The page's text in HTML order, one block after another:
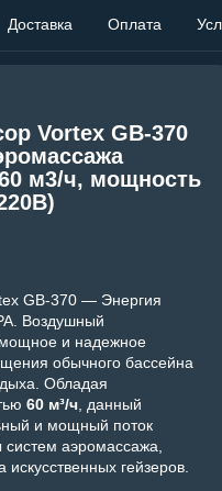
Доставка Оплата
Vortex GB-370
м3/ч, мощность
GB-370 — Энергия
Воздушный
и надежное
обычного бассейна
Обладая
60 м³/ч, данный
и мощный поток
аэромассажа,
гейзеров.